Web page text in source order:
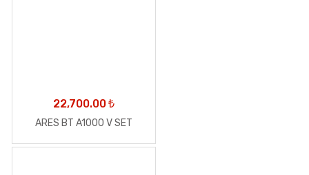
22,700.00₺
ARES BT A1000 V SET